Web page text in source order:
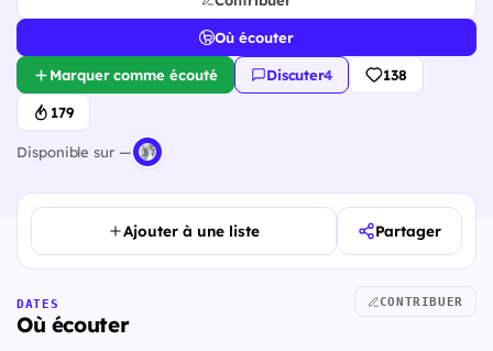
Où écouter
Marquer comme écouté Discuter·4 138
179
Disponible sur —
Ajouter à une liste Partager
DATES
Où écouter
CONTRIBUER